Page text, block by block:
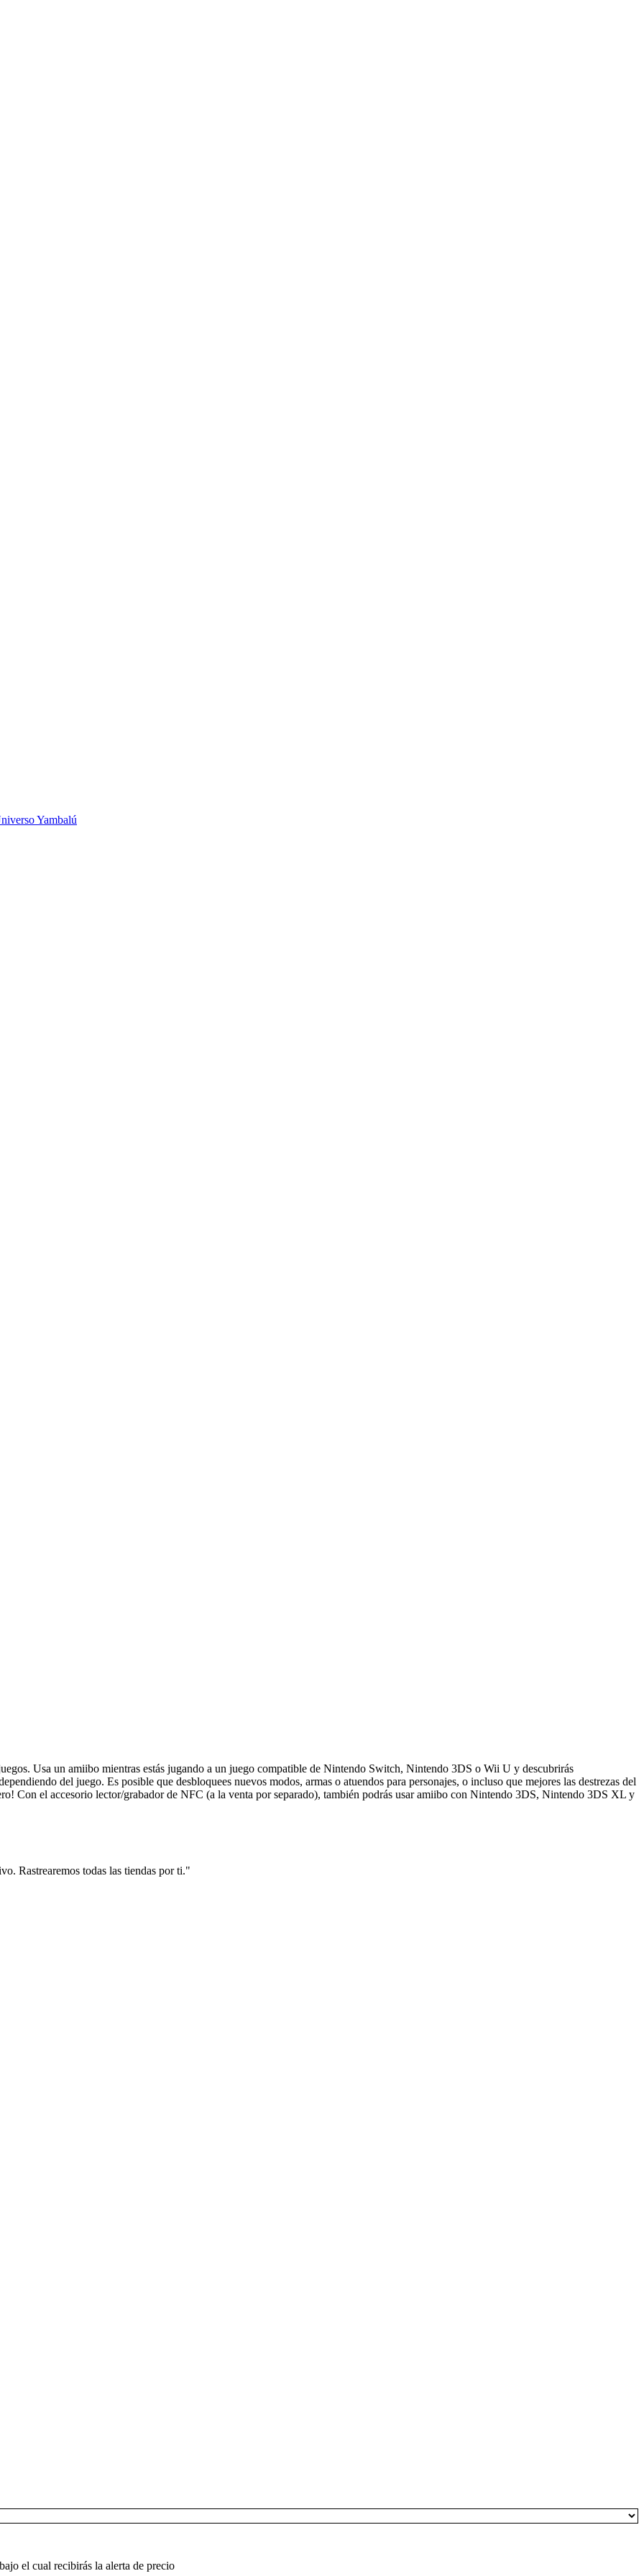
Yambalú
Usa un amiibo mientras estás jugando a un juego compatible de Nintendo Switch, Nintendo 3DS o Wii U y descubrirás
del juego. Es posible que desbloquees nuevos modos, armas o atuendos para personajes, o incluso que mejores las destrezas del
Con el accesorio lector/grabador de NFC (a la venta por separado), también podrás usar amiibo con Nintendo 3DS, Nintendo 3DS XL y
Rastrearemos todas las tiendas por ti."
el cual recibirás la alerta de precio